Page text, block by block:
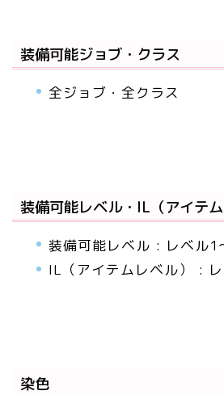
装備可能ジョブ・クラス
全ジョブ・全クラス
装備可能レベル・IL（アイテム
装備可能レベル : レベル1
IL（アイテムレベル） :
染色